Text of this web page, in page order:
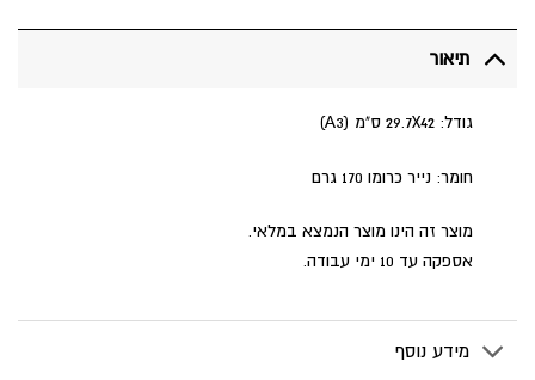
תיאור
גודל: 29.7X42 ס"מ (A3)
חומר: נייר כרומו 170 גרם
מוצר זה הינו מוצר הנמצא במלאי.
אספקה עד 10 ימי עבודה.
מידע נוסף